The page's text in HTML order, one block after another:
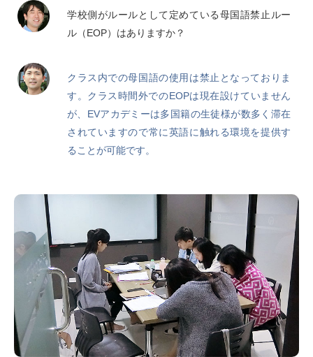
学校側がルールとして定めている母国語禁止ルー
ル（EOP）はありますか？
クラス内での母国語の使用は禁止となっておりま
す。クラス時間外でのEOPは現在設けていません
が、EVアカデミーは多国籍の生徒様が数多く滞在
されていますので常に英語に触れる環境を提供す
ることが可能です。